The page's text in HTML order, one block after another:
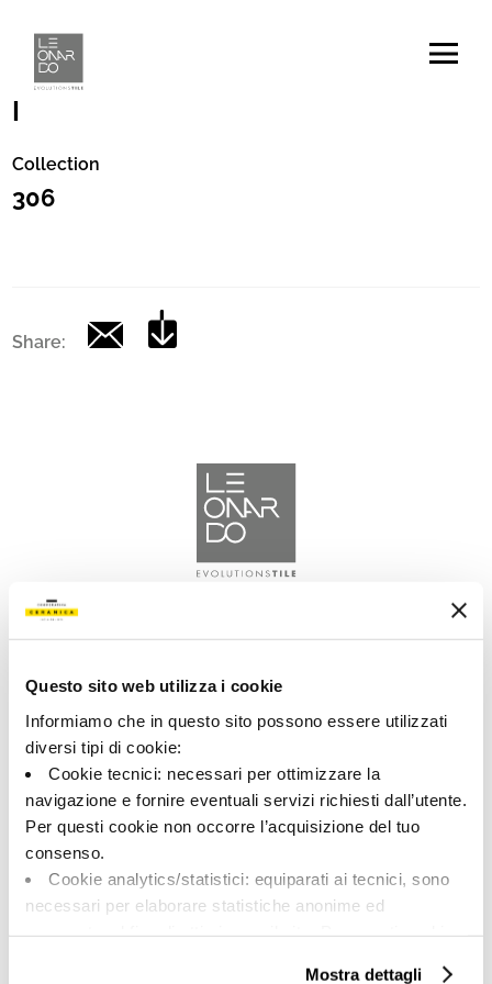
Questo sito web utilizza i cookie
Informiamo che in questo sito possono essere utilizzati
diversi tipi di cookie:
Cookie tecnici: necessari per ottimizzare la
navigazione e fornire eventuali servizi richiesti dall’utente.
Per questi cookie non occorre l’acquisizione del tuo
consenso.
Cookie analytics/statistici: equiparati ai tecnici, sono
necessari per elaborare statistiche anonime ed
Mostra dettagli
Codice
|
Collection
306
Share:
LEONARDO
COMPANY
COLLECTIONS